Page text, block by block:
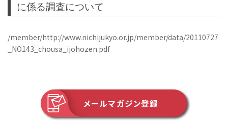
に係る調査について
/member/http://www.nichijukyo.or.jp/member/data/20110727
_NO143_chousa_ijohozen.pdf
メールマガジン登録